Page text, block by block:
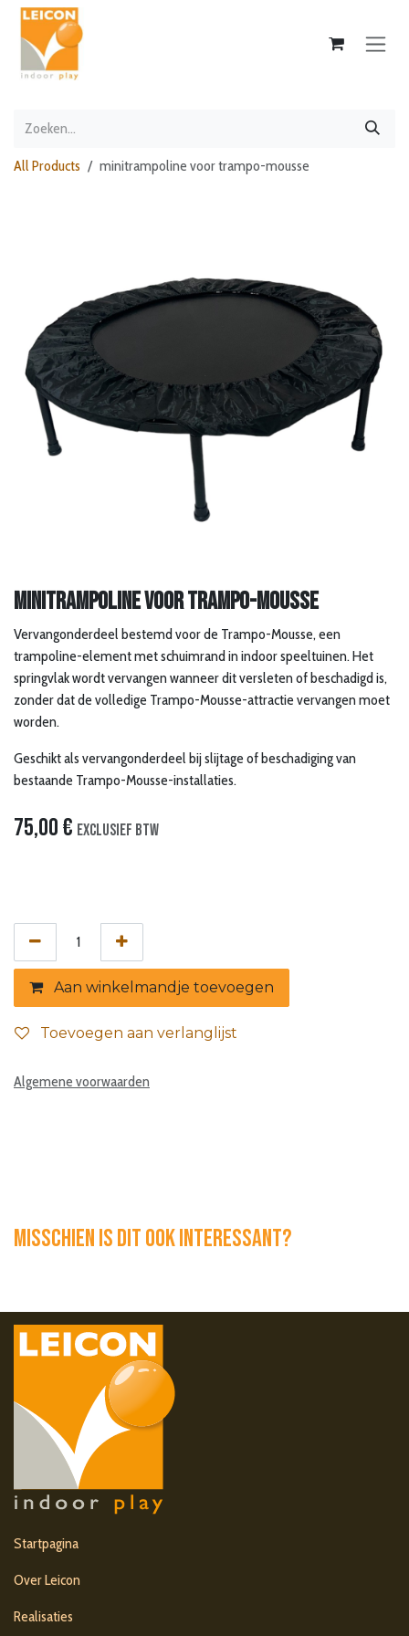
Overslaan naar inhoud
All Products minitrampoline voor trampo-mousse
minitrampoline voor trampo-mousse
Vervangonderdeel bestemd voor de Trampo-Mousse, een
trampoline-element met schuimrand in indoor speeltuinen. Het
springvlak wordt vervangen wanneer dit versleten of beschadigd is,
zonder dat de volledige Trampo-Mousse-attractie vervangen moet
worden.
Geschikt als vervangonderdeel bij slijtage of beschadiging van
bestaande Trampo-Mousse-installaties.
75,00€ Exclusief btw
Aan winkelmandje toevoegen
Toevoegen aan verlanglijst
Algemene voorwaarden
Misschien is dit ook interessant?
Startpagina
Over Leicon
Realisaties